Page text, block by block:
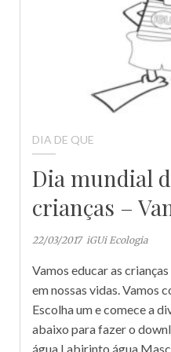
DIA DE QUE
Dia mundial
crianças –
22/03/2017 iGUi Ecologia
Vamos educar as
em nossas vidas. Vamos
Escolha um e comece a
abaixo para fazer o
água Labirinto água